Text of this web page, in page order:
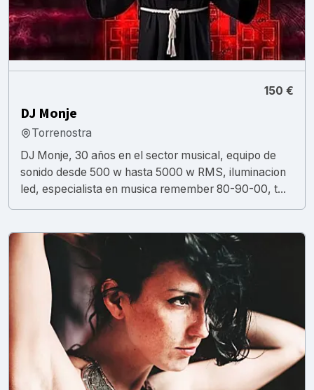
150 €
DJ Monje
Torrenostra
DJ Monje, 30 años en el sector musical, equipo de
sonido desde 500 w hasta 5000 w RMS, iluminacion
led, especialista en musica remember 80-90-00, t...